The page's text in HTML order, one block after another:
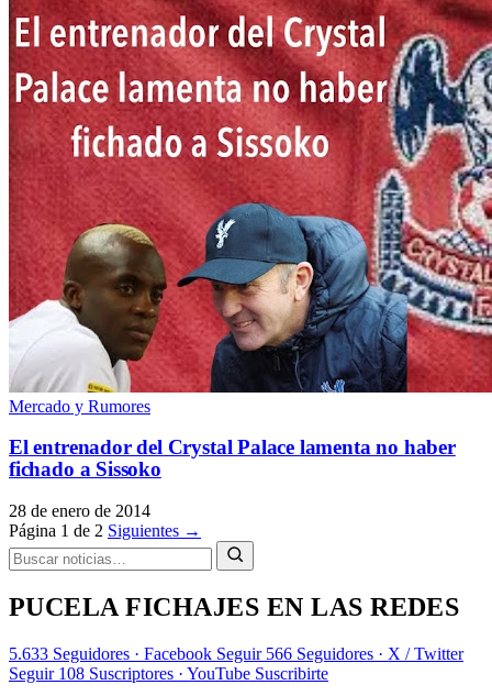
Mercado y Rumores
El entrenador del Crystal Palace lamenta no haber
fichado a Sissoko
28 de enero de 2014
Página 1 de 2 Siguientes →
PUCELA FICHAJES EN LAS REDES
5.633 Seguidores · Facebook Seguir 566 Seguidores · X / Twitter
Seguir 108 Suscriptores · YouTube Suscribirte